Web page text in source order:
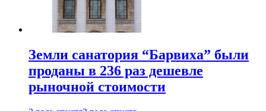
Земли санатория “Барвиха” были
проданы в 236 раз дешевле
рыночной стоимости